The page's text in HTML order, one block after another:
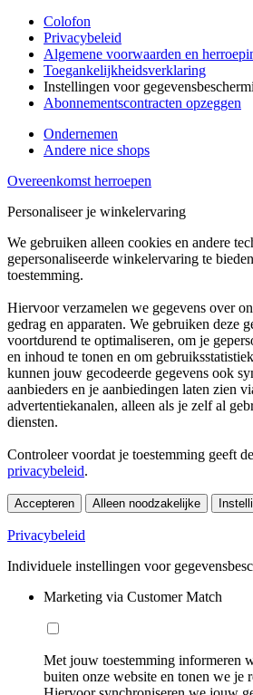
Colofon
Privacybeleid
Algemene voorwaarden en
Toegankelijkheidsverklaring
Instellingen voor
Abonnementscontracten opzeggen
Ondernemen
Andere nice shops
Overeenkomst herroepen
Personaliseer je winkelervaring
We gebruiken alleen cookies en andere
gepersonaliseerde winkelervaring te
toestemming.
Hiervoor verzamelen we gegevens over
gedrag en apparaten. We gebruiken deze
voortdurend te optimaliseren, om je
en inhoud te tonen en om
kunnen jouw gecodeerde gegevens ook
aanbieders en je aanbiedingen laten zien
advertentiekanalen, alleen als je zelf al
diensten.
Controleer voordat je toestemming geeft
privacybeleid.
Accepteren Alleen noodzakelijke
Privacybeleid
Individuele instellingen voor
Marketing via Customer Match
Met jouw toestemming informeren
buiten onze website en tonen we je